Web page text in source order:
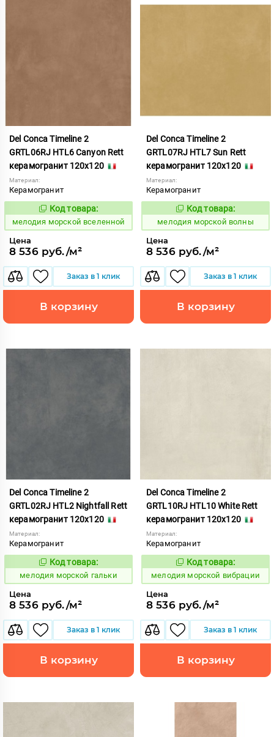
Del Conca Timeline 2
GRTL06RJ HTL6 Canyon Rett
керамогранит 120x120
Материал:
Керамогранит
960638
Код товара:
мелодия морской вселенной
Цена
8 536 руб./м²
Заказ в 1 клик
В корзину
Del Conca Timeline 2
GRTL07RJ HTL7 Sun Rett
керамогранит 120x120
Материал:
Керамогранит
960637
Код товара:
мелодия морской волны
Цена
8 536 руб./м²
Заказ в 1 клик
В корзину
Del Conca Timeline 2
GRTL02RJ HTL2 Nightfall Rett
керамогранит 120x120
Материал:
Керамогранит
960640
Код товара:
мелодия морской гальки
Цена
8 536 руб./м²
Заказ в 1 клик
В корзину
Del Conca Timeline 2
GRTL10RJ HTL10 White Rett
керамогранит 120x120
Материал:
Керамогранит
960635
Код товара:
мелодия морской вибрации
Цена
8 536 руб./м²
Заказ в 1 клик
В корзину